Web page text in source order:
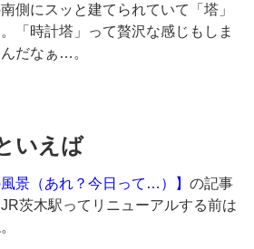
側にスッと建てられていて「塔」
「時計塔」って贅沢な感じもしま
だなぁ…。
いえば
風景（あれ？今日って…）】の記事
茨木駅ってリニューアルする前は